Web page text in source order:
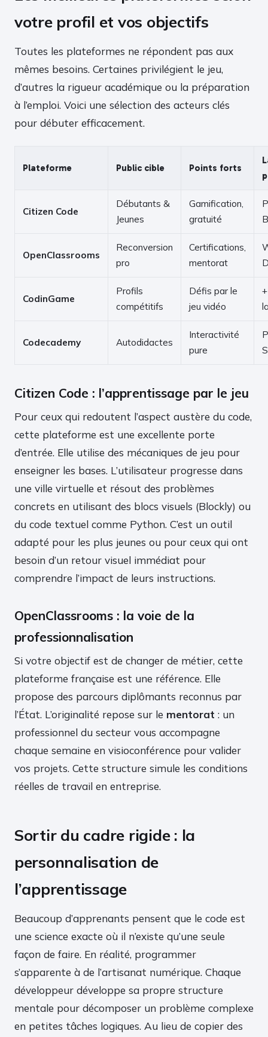
votre profil et vos objectifs
Toutes les plateformes ne répondent pas aux
mêmes besoins. Certaines privilégient le jeu,
d’autres la rigueur académique ou la préparation
à l’emploi. Voici une sélection des acteurs clés
pour débuter efficacement.
Plateforme Public cible Points forts
Citizen Code
Débutants &
Jeunes
Gamification,
gratuité
OpenClassrooms
Reconversion
pro
Certifications,
mentorat
CodinGame
Profils
compétitifs
Défis par le
jeu vidéo
Codecademy Autodidactes
Interactivité
pure
Citizen Code : l’apprentissage par le jeu
Pour ceux qui redoutent l’aspect austère du code,
cette plateforme est une excellente porte
d’entrée. Elle utilise des mécaniques de jeu pour
enseigner les bases. L’utilisateur progresse dans
une ville virtuelle et résout des problèmes
concrets en utilisant des blocs visuels (Blockly) ou
du code textuel comme Python. C’est un outil
adapté pour les plus jeunes ou pour ceux qui ont
besoin d’un retour visuel immédiat pour
comprendre l’impact de leurs instructions.
OpenClassrooms : la voie de la
professionnalisation
Si votre objectif est de changer de métier, cette
plateforme française est une référence. Elle
propose des parcours diplômants reconnus par
l’État. L’originalité repose sur le mentorat : un
professionnel du secteur vous accompagne
chaque semaine en visioconférence pour valider
vos projets. Cette structure simule les conditions
réelles de travail en entreprise.
Sortir du cadre rigide : la
personnalisation de
l’apprentissage
Beaucoup d’apprenants pensent que le code est
une science exacte où il n’existe qu’une seule
façon de faire. En réalité, programmer
s’apparente à de l’artisanat numérique. Chaque
développeur développe sa propre structure
mentale pour décomposer un problème complexe
en petites tâches logiques. Au lieu de copier des